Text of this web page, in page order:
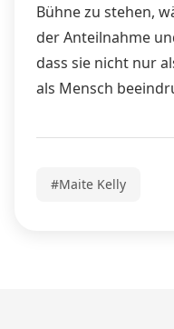
Bühne zu stehen,
der Anteilnahme
dass sie nicht nur
als Mensch
#Maite Kelly